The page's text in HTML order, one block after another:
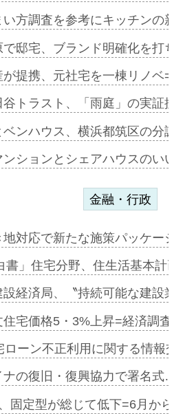
方調査を参考にキッチン
邸宅、ブランド明確化を
が提携、元社宅を一棟リノ
谷トラスト、「雨庭」の実
ンハウス、横浜都筑区の
ンションとシェアハウスの
金融・行政
地対応で新たな施策パッケ
書」住宅分野、住生活基本
設経済局、〝持続可能な建
宅価格5・3%上昇=経済調
ローン不正利用に関する情
ナの復旧・復興協力で署名
固定型が総じて低下=6月か